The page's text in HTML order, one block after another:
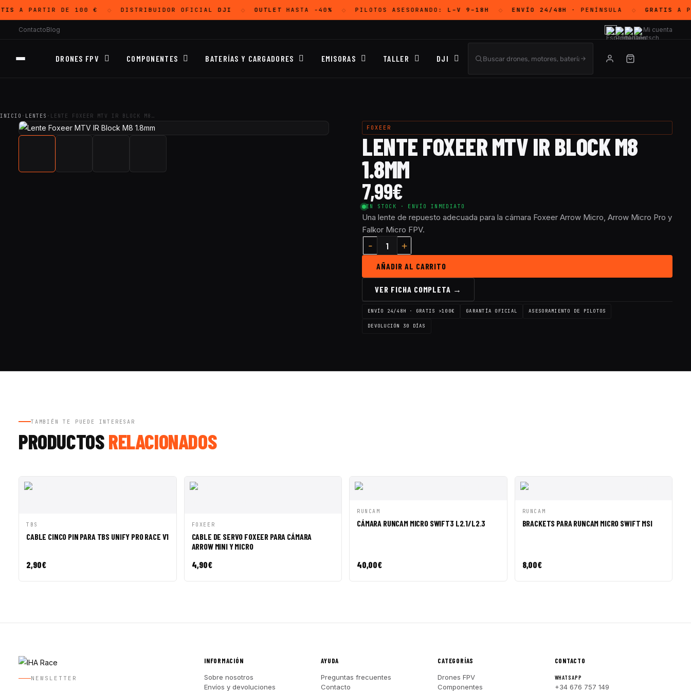
A PARTIR DE 100 € DISTRIBUIDOR OFICIAL DJI OUTLET HASTA -40% PILOTOS ASESORANDO: L–V 9–18H ENVÍO 24/48H· PENÍNSULA GRATIS A
ContactoBlog Mi cuenta
DRONES FPV COMPONENTES BATERÍAS Y CARGADORES EMISORAS TALLER DJI
INICIO · LENTES · LENTE FOXEER MTV IR BLOCK M8…
FOXEER
LENTE FOXEER MTV IR BLOCK M8
1.8MM
7,99€
EN STOCK · ENVÍO INMEDIATO
Una lente de repuesto adecuada para la cámara Foxeer Arrow Micro, Arrow Micro Pro y
Falkor Micro FPV.
AÑADIR AL CARRITO
VER FICHA COMPLETA →
ENVÍO 24/48H · GRATIS >100€ GARANTÍA OFICIAL ASESORAMIENTO DE PILOTOS
DEVOLUCIÓN 30 DÍAS
TAMBIÉN TE PUEDE INTERESAR
PRODUCTOSRELACIONADOS
VISTA RÁPIDA
TBS
CABLE CINCO PIN PARA TBS UNIFY PRO RACE V1
2,90€
VISTA RÁPIDA
FOXEER
CABLE DE SERVO FOXEER PARA CÁMARA
ARROW MINI Y MICRO
4,90€
VISTA RÁPIDA
RUNCAM
CÁMARA RUNCAM MICRO SWIFT3 L2.1/L2.3
40,00€
VISTA RÁPIDA
RUNCAM
BRACKETS PARA RUNCAM MICRO SWIFT MSI
8,00€
NEWSLETTER
INFORMACIÓN
Sobre nosotros
Envíos y devoluciones
AYUDA
Preguntas frecuentes
Contacto
CATEGORÍAS
Drones FPV
Componentes
CONTACTO
WHATSAPP
+34 676 757 149